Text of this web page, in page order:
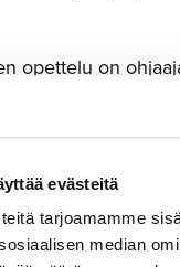
evästeitä
tarjoamamme
median
opettelu on
kuin hänelle
– liikkeelle
Siis
Jumalaa”,
teemoista.